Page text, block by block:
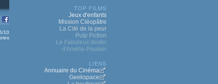
10
TOP FILMS
Jeux d'enfants
Mission Cléopâtre
La Cité de la peur
Pulp Fiction
Le Fabuleux destin
d'Amélie Poulain
LIENS
Annuaire du Cinéma
Geekspace